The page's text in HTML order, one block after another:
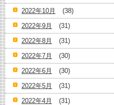
2022年10月
(38)
2022年9月
(31)
2022年8月
(31)
2022年7月
(30)
2022年6月
(30)
2022年5月
(31)
2022年4月
(31)